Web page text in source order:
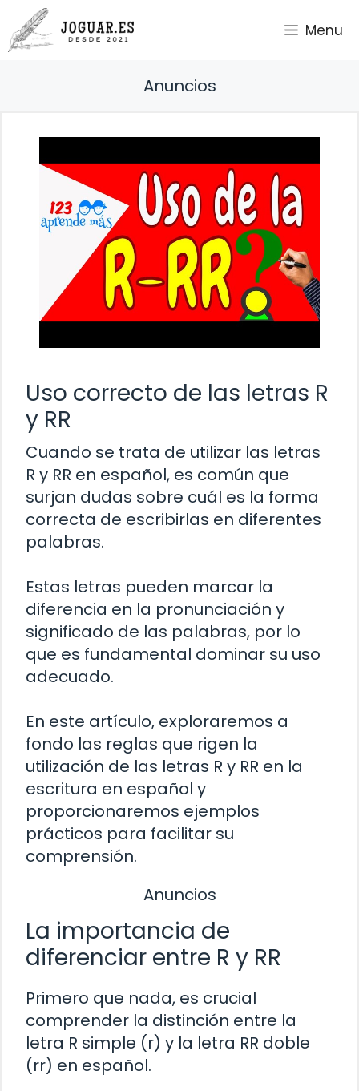
Saltar
al
contenido
Menu
Anuncios
Uso correcto de las letras R
y RR
Cuando se trata de utilizar las letras
R y RR en español, es común que
surjan dudas sobre cuál es la forma
correcta de escribirlas en diferentes
palabras.
Estas letras pueden marcar la
diferencia en la pronunciación y
significado de las palabras, por lo
que es fundamental dominar su uso
adecuado.
En este artículo, exploraremos a
fondo las reglas que rigen la
utilización de las letras R y RR en la
escritura en español y
proporcionaremos ejemplos
prácticos para facilitar su
comprensión.
Anuncios
La importancia de
diferenciar entre R y RR
Primero que nada, es crucial
comprender la distinción entre la
letra R simple (r) y la letra RR doble
(rr) en español.